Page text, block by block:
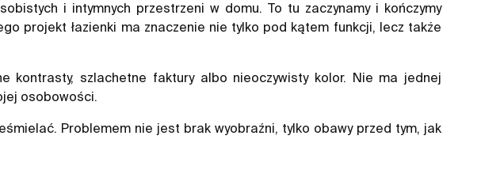
i intymnych przestrzeni w domu. To tu zaczynamy i kończymy
projekt łazienki ma znaczenie nie tylko pod kątem funkcji, lecz także
szlachetne faktury albo nieoczywisty kolor. Nie ma jednej
osobowości.
Problemem nie jest brak wyobraźni, tylko obawy przed tym, jak